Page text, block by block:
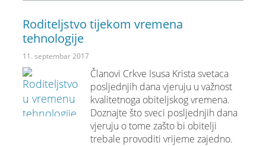
Roditeljstvo tijekom vremena
tehnologije
11. septembar 2017
Članovi Crkve Isusa Krista svetaca
posljednjih dana vjeruju u važnost
kvalitetnoga obiteljskog vremena.
Doznajte što sveci posljednjih dana
vjeruju o tome zašto bi obitelji
trebale provoditi vrijeme zajedno.